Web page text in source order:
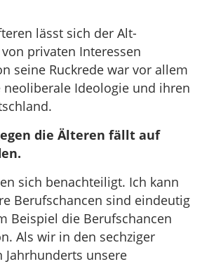
lässt sich der Alt-
privaten Interessen
seine Ruckrede war vor allem
Ideologie und ihren
die Älteren fällt auf
sich benachteiligt. Ich kann
Berufschancen sind eindeutig
Beispiel die Berufschancen
Als wir in den sechziger
Jahrhunderts unsere